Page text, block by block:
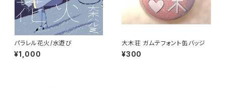
パラレル花火/水遊び
¥1,000
大木荘 ガムテフォント缶バッジ
¥300